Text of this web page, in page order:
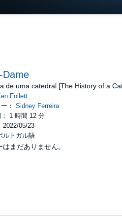
Dame
de uma catedral [The History of a
Follett
： Sidney Ferreira
1 時間 12 分
2022/05/23
ルトガル語
はまだありません。